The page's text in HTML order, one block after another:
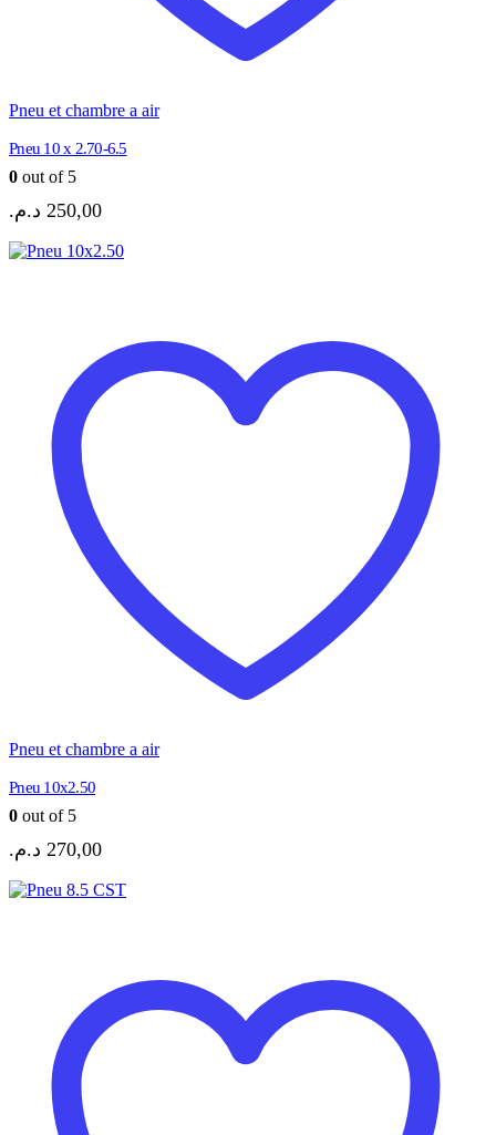
Pneu et chambre a air
Pneu 10 x 2.70-6.5
0 out of 5
250,00 د.م.
Pneu et chambre a air
Pneu 10x2.50
0 out of 5
270,00 د.م.